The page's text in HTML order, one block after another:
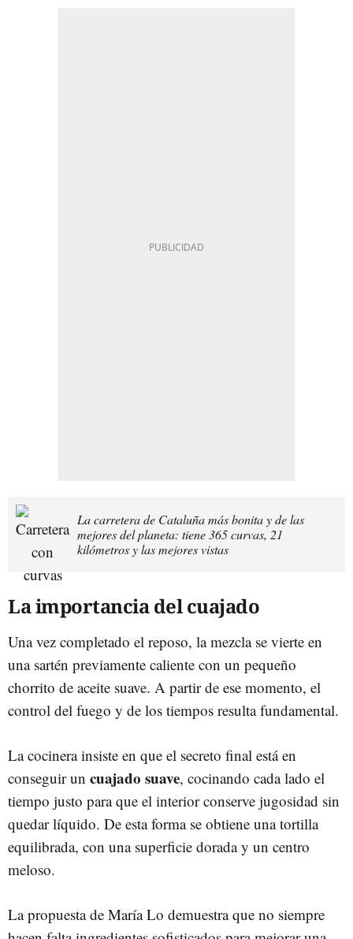
La carretera de Cataluña más bonita y de las
mejores del planeta: tiene 365 curvas, 21
kilómetros y las mejores vistas
La importancia del cuajado
Una vez completado el reposo, la mezcla se vierte en
una sartén previamente caliente con un pequeño
chorrito de aceite suave. A partir de ese momento, el
control del fuego y de los tiempos resulta fundamental.
La cocinera insiste en que el secreto final está en
conseguir un cuajado suave, cocinando cada lado el
tiempo justo para que el interior conserve jugosidad sin
quedar líquido. De esta forma se obtiene una tortilla
equilibrada, con una superficie dorada y un centro
meloso.
La propuesta de María Lo demuestra que no siempre